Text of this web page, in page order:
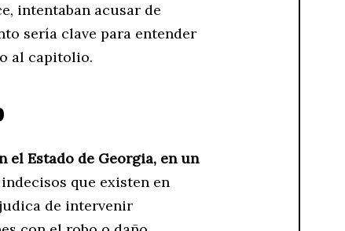
intentaban acusar de
sería clave para entender
al capitolio.
el Estado de Georgia, en un
que existen en
de intervenir